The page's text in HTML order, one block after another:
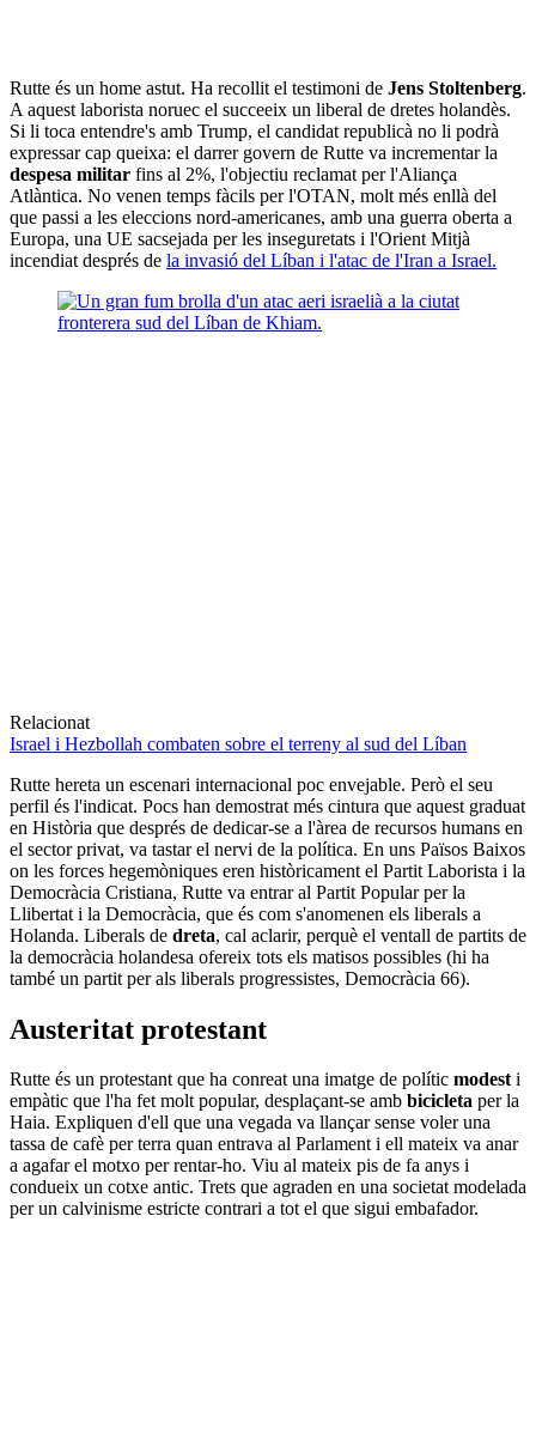
Rutte és un home astut. Ha recollit el testimoni de Jens Stoltenberg.
A aquest laborista noruec el succeeix un liberal de dretes holandès.
Si li toca entendre's amb Trump, el candidat republicà no li podrà
expressar cap queixa: el darrer govern de Rutte va incrementar la
despesa militar fins al 2%, l'objectiu reclamat per l'Aliança
Atlàntica. No venen temps fàcils per l'OTAN, molt més enllà del
que passi a les eleccions nord-americanes, amb una guerra oberta a
Europa, una UE sacsejada per les inseguretats i l'Orient Mitjà
incendiat després de la invasió del Líban i l'atac de l'Iran a Israel.
Relacionat
Israel i Hezbollah combaten sobre el terreny al sud del Líban
Rutte hereta un escenari internacional poc envejable. Però el seu
perfil és l'indicat. Pocs han demostrat més cintura que aquest graduat
en Història que després de dedicar-se a l'àrea de recursos humans en
el sector privat, va tastar el nervi de la política. En uns Països Baixos
on les forces hegemòniques eren històricament el Partit Laborista i la
Democràcia Cristiana, Rutte va entrar al Partit Popular per la
Llibertat i la Democràcia, que és com s'anomenen els liberals a
Holanda. Liberals de dreta, cal aclarir, perquè el ventall de partits de
la democràcia holandesa ofereix tots els matisos possibles (hi ha
també un partit per als liberals progressistes, Democràcia 66).
Austeritat protestant
Rutte és un protestant que ha conreat una imatge de polític modesti
empàtic que l'ha fet molt popular, desplaçant-se amb bicicleta per la
Haia. Expliquen d'ell que una vegada va llançar sense voler una
tassa de cafè per terra quan entrava al Parlament i ell mateix va anar
a agafar el motxo per rentar-ho. Viu al mateix pis de fa anys i
condueix un cotxe antic. Trets que agraden en una societat modelada
per un calvinisme estricte contrari a tot el que sigui embafador.